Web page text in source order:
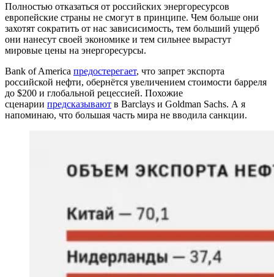
Полностью отказаться от российских энергоресурсов
европейские страны не смогут в принципе. Чем больше они
захотят сократить от нас зависисимость, тем больший ущерб
они нанесут своей экономике и тем сильнее вырастут
мировые цены на энергоресурсы.
Bank of America предостерегает, что запрет экспорта
российской нефти, обернётся увеличением стоимости барреля
до $200 и глобальной рецессией. Похожие
сценарии предсказывают в Barclays и Goldman Sachs. А я
напоминаю, что большая часть мира не вводила санкции.